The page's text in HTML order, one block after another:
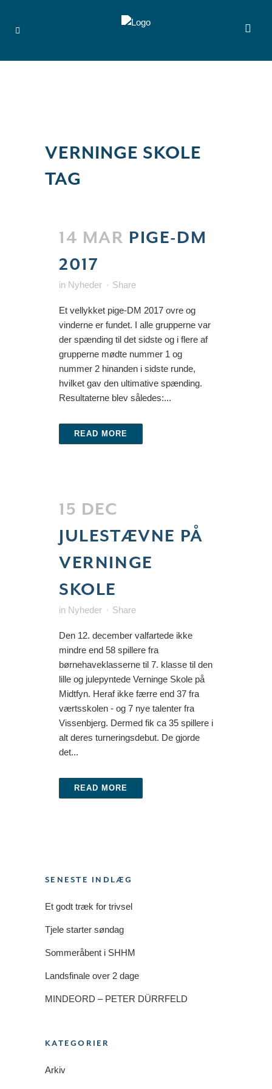
VERNINGE SKOLE
TAG
14 MAR PIGE-DM
2017
in Nyheder Share
Et vellykket pige-DM 2017 ovre og
vinderne er fundet. I alle grupperne var
der spænding til det sidste og i flere af
grupperne mødte nummer 1 og
nummer 2 hinanden i sidste runde,
hvilket gav den ultimative spænding.
Resultaterne blev således:...
READ MORE
15 DEC
JULESTÆVNE PÅ
VERNINGE
SKOLE
in Nyheder Share
Den 12. december valfartede ikke
mindre end 58 spillere fra
børnehaveklasserne til 7. klasse til den
lille og julepyntede Verninge Skole på
Midtfyn. Heraf ikke færre end 37 fra
værtsskolen - og 7 nye talenter fra
Vissenbjerg. Dermed fik ca 35 spillere i
alt deres turneringsdebut. De gjorde
det...
READ MORE
SENESTE INDLÆG
Et godt træk for trivsel
Tjele starter søndag
Sommeråbent i SHHM
Landsfinale over 2 dage
MINDEORD – PETER DÜRRFELD
KATEGORIER
Arkiv